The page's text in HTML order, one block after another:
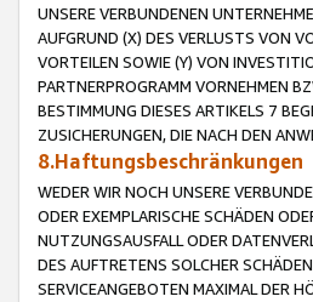
UNSERE VERBUNDENEN
AUFGRUND (X) DES VERLUSTS VON
VORTEILEN SOWIE (Y) VON
PARTNERPROGRAMM VORNEHMEN
BESTIMMUNG DIESES ARTIKELS 7
ZUSICHERUNGEN, DIE NACH DEN
8.Haftungsbeschränkungen
WEDER WIR NOCH UNSERE
ODER EXEMPLARISCHE SCHÄDEN
NUTZUNGSAUSFALL ODER
DES AUFTRETENS SOLCHER
SERVICEANGEBOTEN MAXIMAL DER